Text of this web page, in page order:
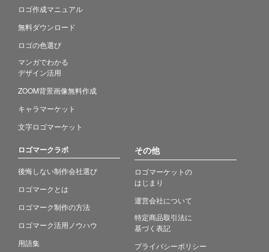
ロゴ作成マニュアル
無料ダウンロード
ロゴの色選び
マンガでわかる
デザイン活用
ZOOM背景画像無料作成
キャラマーケット
文字ロゴマーケット
ロゴマークラボ
後悔しない制作会社選び
ロゴマークとは
ロゴマーク制作の方法
ロゴマーク活用ノウハウ
用語集
その他
ロゴマーケットの
はじまり
運営会社について
特定商品取引法に
基づく表記
プライバシーポリシー